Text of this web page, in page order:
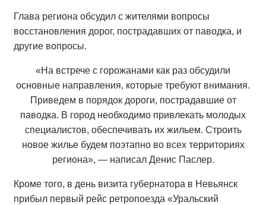
Глава региона обсудил с жителями вопросы
восстановления дорог, пострадавших от паводка, и
другие вопросы.
«На встрече с горожанами как раз обсудили
основные направления, которые требуют внимания.
Приведем в порядок дороги, пострадавшие от
паводка. В город необходимо привлекать молодых
специалистов, обеспечивать их жильем. Строить
новое жилье будем поэтапно во всех территориях
региона», — написал Денис Паслер.
Кроме того, в день визита губернатора в Невьянск
прибыл первый рейс ретропоезда «Уральский